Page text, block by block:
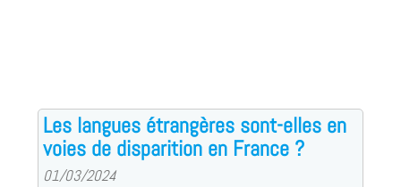
Les langues étrangères sont-elles en
voies de disparition en France ?
01/03/2024